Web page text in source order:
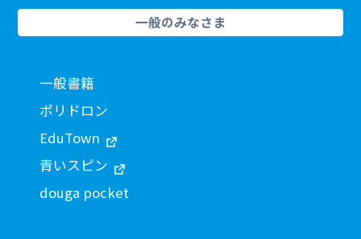
一般のみなさま
一般書籍
ポリドロン
EduTown
青いスピン
douga pocket